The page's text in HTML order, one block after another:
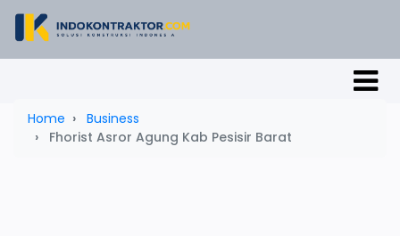
Home
Business
Fhorist Asror Agung Kab Pesisir Barat